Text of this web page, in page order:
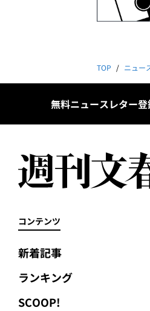
TOP ニュー
無料ニュースレター
コンテンツ
新着記事
ランキング
SCOOP!